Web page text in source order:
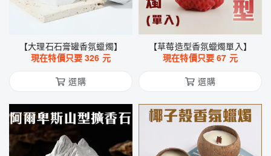
【大理石石膏罐香氛蠟燭】
現在特價只要326 元
選購
【草莓造型香氛蠟燭單入】
現在特價只要67 元
選購